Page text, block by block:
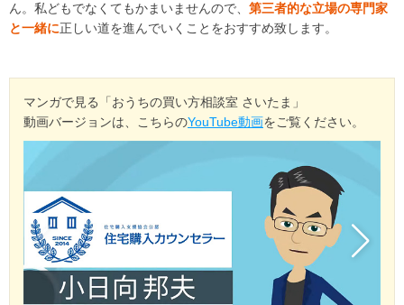
住宅ローン返済シミュレーション
サイト
LINE facebook Youtube
ん。私どもでなくてもかまいませんので、 第三者的な立場の専門家
と一緒に正しい道を進んでいくことをおすすめ致します。
マンガで見る「おうちの買い方相談室 さいたま」
動画バージョンは、こちらのYouTube動画をご覧ください。